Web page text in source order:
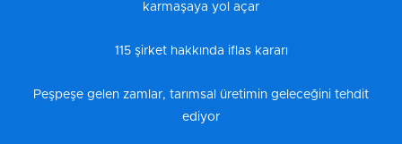
karmaşaya yol açar
115 şirket hakkında iflas kararı
Peşpeşe gelen zamlar, tarımsal üretimin geleceğini tehdit
ediyor